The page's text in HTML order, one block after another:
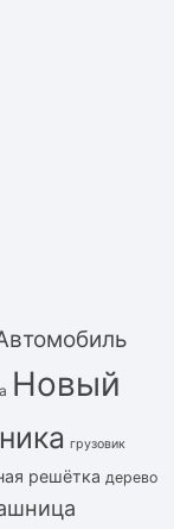
Новый
грузовик
решётка дерево